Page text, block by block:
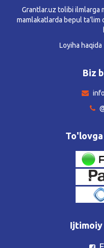
Grantlar.uz tolibi ilmlarga
mamlakatlarda bepul
Loyiha haqida
Biz
Ijtimoiy